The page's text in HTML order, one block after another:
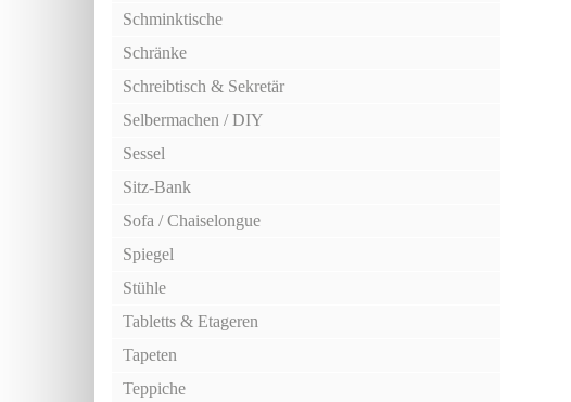
Schminktische
Schränke
Schreibtisch & Sekretär
Selbermachen / DIY
Sessel
Sitz-Bank
Sofa / Chaiselongue
Spiegel
Stühle
Tabletts & Etageren
Tapeten
Teppiche